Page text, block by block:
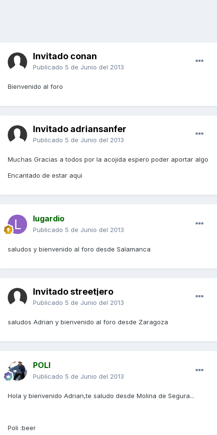
Invitado conan
Publicado 5 de Junio del 2013
Bienvenido al foro
Invitado adriansanfer
Publicado 5 de Junio del 2013
Muchas Gracias a todos por la acojida espero poder aportar algo
Encantado de estar aqui
lugardio
Publicado 5 de Junio del 2013
saludos y bienvenido al foro desde Salamanca
Invitado streetjero
Publicado 5 de Junio del 2013
saludos Adrian y bienvenido al foro desde Zaragoza
POLI
Publicado 5 de Junio del 2013
Hola y bienvenido Adrian,te saludo desde Molina de Segura...
Poli :beer